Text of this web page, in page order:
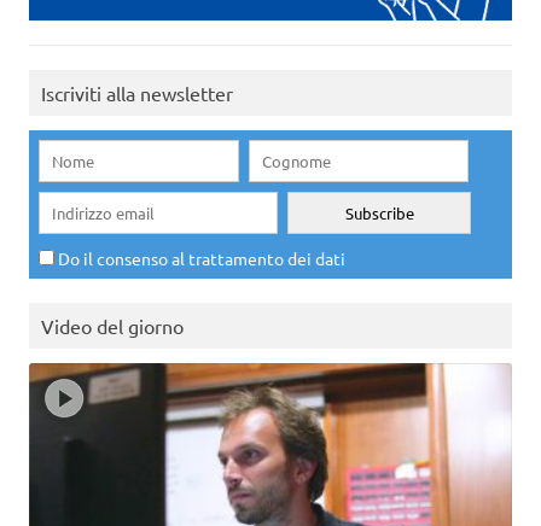
Iscriviti alla newsletter
Do il consenso al trattamento dei dati
Video del giorno